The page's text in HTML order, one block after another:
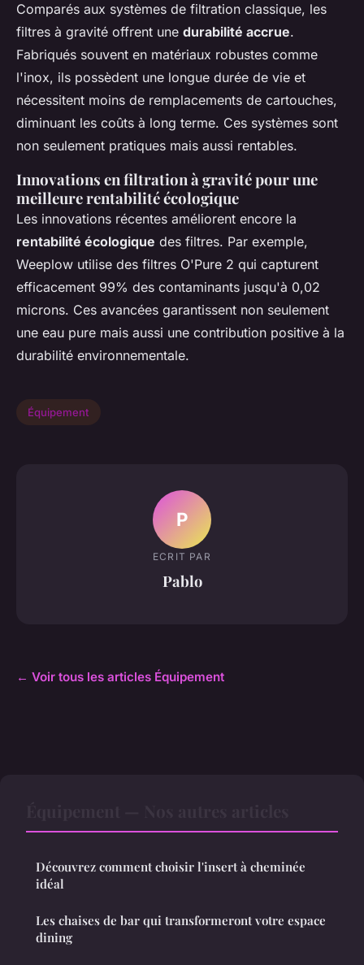
Comparés aux systèmes de filtration classique, les
filtres à gravité offrent une durabilité accrue.
Fabriqués souvent en matériaux robustes comme
l'inox, ils possèdent une longue durée de vie et
nécessitent moins de remplacements de cartouches,
diminuant les coûts à long terme. Ces systèmes sont
non seulement pratiques mais aussi rentables.
Innovations en filtration à gravité pour une
meilleure rentabilité écologique
Les innovations récentes améliorent encore la
rentabilité écologique des filtres. Par exemple,
Weeplow utilise des filtres O'Pure 2 qui capturent
efficacement 99% des contaminants jusqu'à 0,02
microns. Ces avancées garantissent non seulement
une eau pure mais aussi une contribution positive à la
durabilité environnementale.
Équipement
P
ECRIT PAR
Pablo
← Voir tous les articles Équipement
Découvrez comment choisir l'insert à cheminée
idéal
Les chaises de bar qui transformeront votre espace
dining